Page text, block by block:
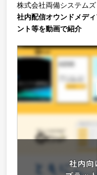
株式会社両備システムズ
社内配信オウンドメデ
ント等を動画で紹介